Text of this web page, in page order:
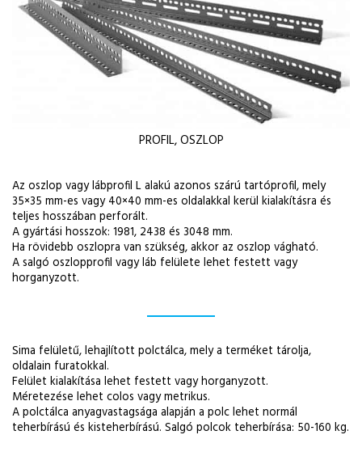
PROFIL, OSZLOP
Az oszlop vagy lábprofil L alakú azonos szárú tartóprofil, mely
35×35 mm-es vagy 40×40 mm-es oldalakkal kerül kialakításra és
teljes hosszában perforált.
A gyártási hosszok: 1981, 2438 és 3048 mm.
Ha rövidebb oszlopra van szükség, akkor az oszlop vágható.
A salgó oszlopprofil vagy láb felülete lehet festett vagy
horganyzott.
Sima felületű, lehajlított polctálca, mely a terméket tárolja,
oldalain furatokkal.
Felület kialakítása lehet festett vagy horganyzott.
Méretezése lehet colos vagy metrikus.
A polctálca anyagvastagsága alapján a polc lehet normál
teherbírású és kisteherbírású. Salgó polcok teherbírása: 50-160 kg.